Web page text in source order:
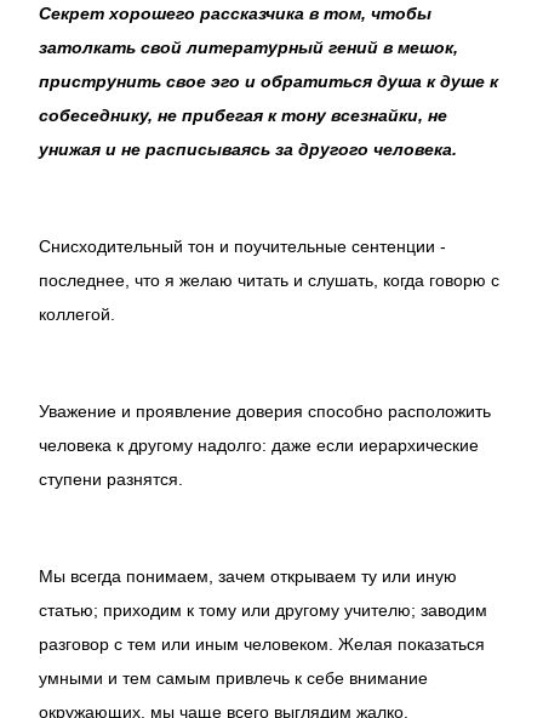
Секрет хорошего рассказчика в том, чтобы
затолкать свой литературный гений в мешок,
приструнить свое эго и обратиться душа к душе к
собеседнику, не прибегая к тону всезнайки, не
унижая и не расписываясь за другого человека.
Снисходительный тон и поучительные сентенции -
последнее, что я желаю читать и слушать, когда говорю с
коллегой.
Уважение и проявление доверия способно расположить
человека к другому надолго: даже если иерархические
ступени разнятся.
Мы всегда понимаем, зачем открываем ту или иную
статью; приходим к тому или другому учителю; заводим
разговор с тем или иным человеком. Желая показаться
умными и тем самым привлечь к себе внимание
окружающих, мы чаще всего выглядим жалко.